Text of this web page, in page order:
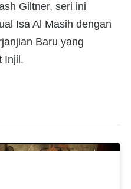
Giltner, seri ini
Isa Al Masih dengan
Baru yang
Injil.